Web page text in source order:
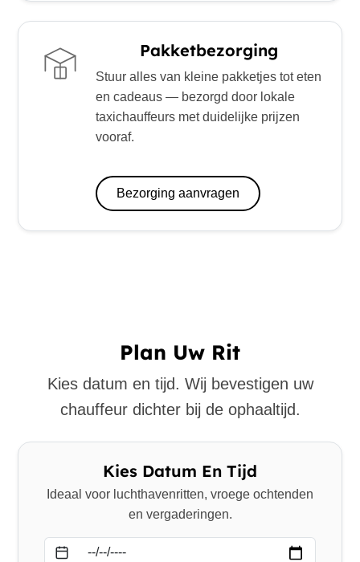
Pakketbezorging
Stuur alles van kleine pakketjes tot eten
en cadeaus — bezorgd door lokale
taxichauffeurs met duidelijke prijzen
vooraf.
Bezorging aanvragen
Plan Uw Rit
Kies datum en tijd. Wij bevestigen uw
chauffeur dichter bij de ophaaltijd.
Kies Datum En Tijd
Ideaal voor luchthavenritten, vroege ochtenden
en vergaderingen.